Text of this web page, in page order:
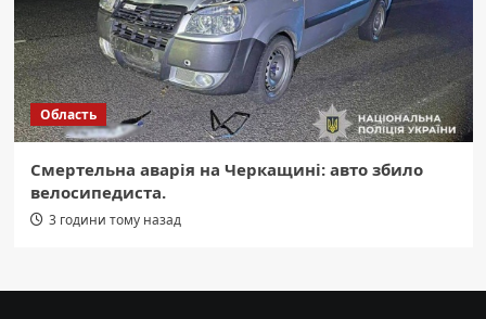
Область
Смертельна аварія на Черкащині: авто збило
велосипедиста.
3 години тому назад